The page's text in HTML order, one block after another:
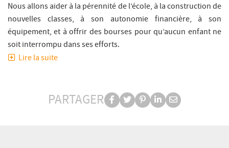
Nous allons aider à la pérennité de l’école, à la construction de
nouvelles classes, à son autonomie financière, à son
équipement, et à offrir des bourses pour qu’aucun enfant ne
soit interrompu dans ses efforts.
Lire
PARTAGER
PARTAGER
Partager
sur
Partager
sur
Partager
sur
Partager
sur
Partager